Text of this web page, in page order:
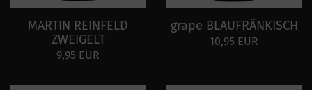
MARTIN REINFELD
ZWEIGELT
9,95 EUR
grape BLAUFRÄNKISCH
10,95 EUR